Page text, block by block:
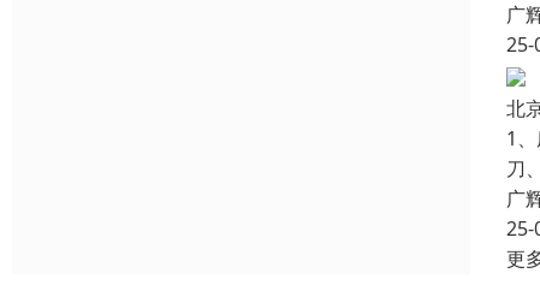
广
25-
北
1
刀
广
25-
更